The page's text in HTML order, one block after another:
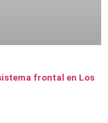
frontal en Los